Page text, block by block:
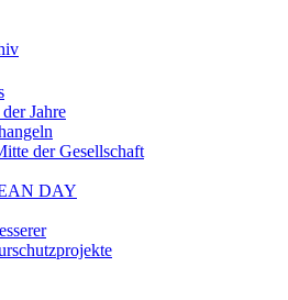
Jahre
der Gesellschaft
DAY